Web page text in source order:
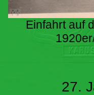
Einfahrt auf
27.